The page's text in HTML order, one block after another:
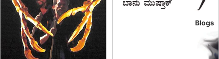
Blogs